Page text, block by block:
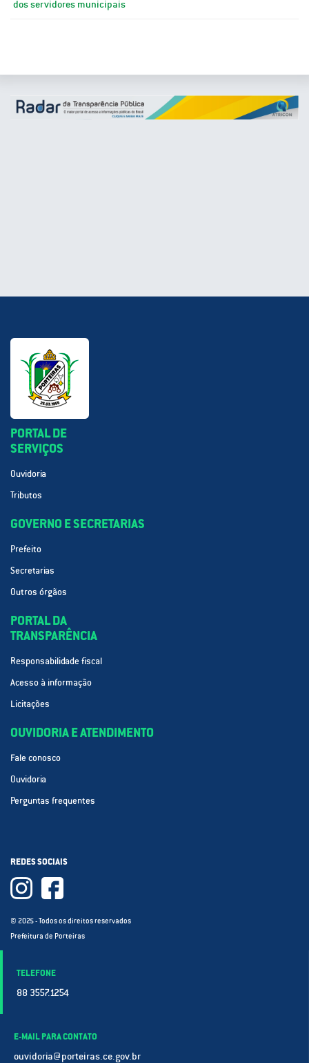
dos servidores municipais
PORTAL DE
SERVIÇOS
Ouvidoria
Tributos
GOVERNO E SECRETARIAS
Prefeito
Secretarias
Outros órgãos
PORTAL DA
TRANSPARÊNCIA
Responsabilidade fiscal
Acesso à informação
Licitações
OUVIDORIA E ATENDIMENTO
Fale conosco
Ouvidoria
Perguntas frequentes
REDES SOCIAIS
© 2025 - Todos os direitos reservados
Prefeitura de Porteiras
TELEFONE
88 3557.1254
E-MAIL PARA CONTATO
ouvidoria@porteiras.ce.gov.br